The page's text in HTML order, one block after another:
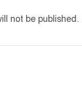
not be published.